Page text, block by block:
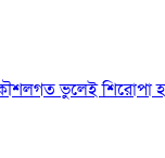
ভুলেই শিরোপা